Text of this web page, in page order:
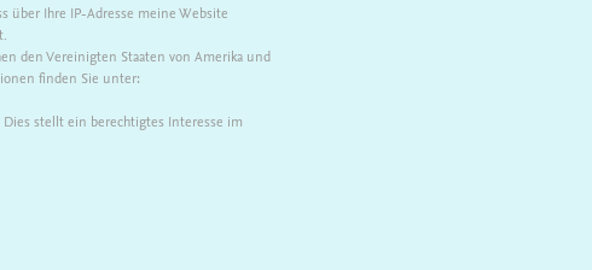
über Ihre IP-Adresse meine Website
den Vereinigten Staaten von Amerika und
finden Sie unter:
stellt ein berechtigtes Interesse im